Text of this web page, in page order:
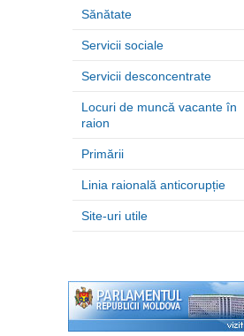
Sănătate
Servicii sociale
Servicii desconcentrate
Locuri de muncă vacante în
raion
Primării
Linia raională anticorupție
Site-uri utile